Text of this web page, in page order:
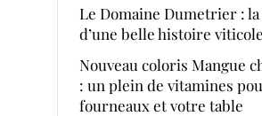
Le Domaine Dumetrier : la
d’une belle histoire viticole
Nouveau coloris Mangue
: un plein de vitamines
fourneaux et votre table